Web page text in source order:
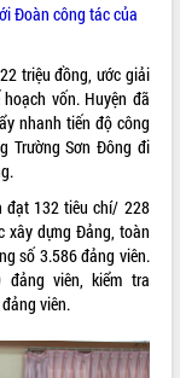
Đoàn công tác của
triệu đồng, ước giải
vốn. Huyện đã
nhanh tiến độ công
Trường Sơn Đông đi
đạt 132 tiêu chí/ 228
xây dựng Đảng, toàn
số 3.586 đảng viên.
viên, kiểm tra
viên.